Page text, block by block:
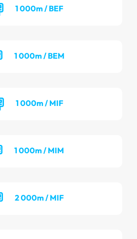
1 000m / BEF
1 000m / BEM
1 000m / MIF
1 000m / MIM
2 000m / MIF